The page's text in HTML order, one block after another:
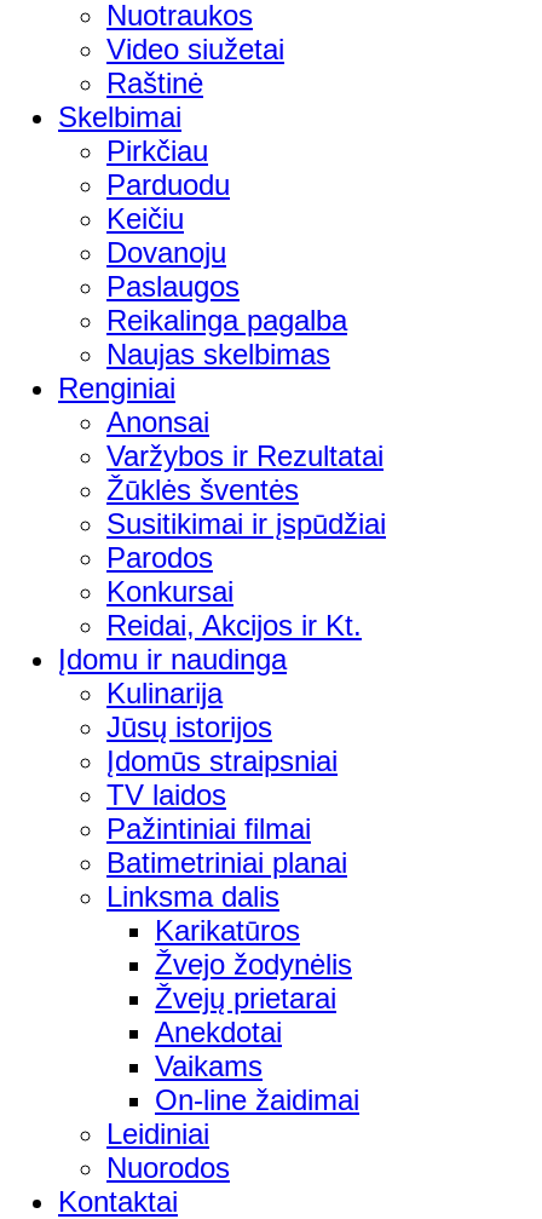
Nuotraukos
Video siužetai
Raštinė
Skelbimai
Pirkčiau
Parduodu
Keičiu
Dovanoju
Paslaugos
Reikalinga pagalba
Naujas skelbimas
Renginiai
Anonsai
Varžybos ir Rezultatai
Žūklės šventės
Susitikimai ir įspūdžiai
Parodos
Konkursai
Reidai, Akcijos ir Kt.
Įdomu ir naudinga
Kulinarija
Jūsų istorijos
Įdomūs straipsniai
TV laidos
Pažintiniai filmai
Batimetriniai planai
Linksma dalis
Karikatūros
Žvejo žodynėlis
Žvejų prietarai
Anekdotai
Vaikams
On-line žaidimai
Leidiniai
Nuorodos
Kontaktai